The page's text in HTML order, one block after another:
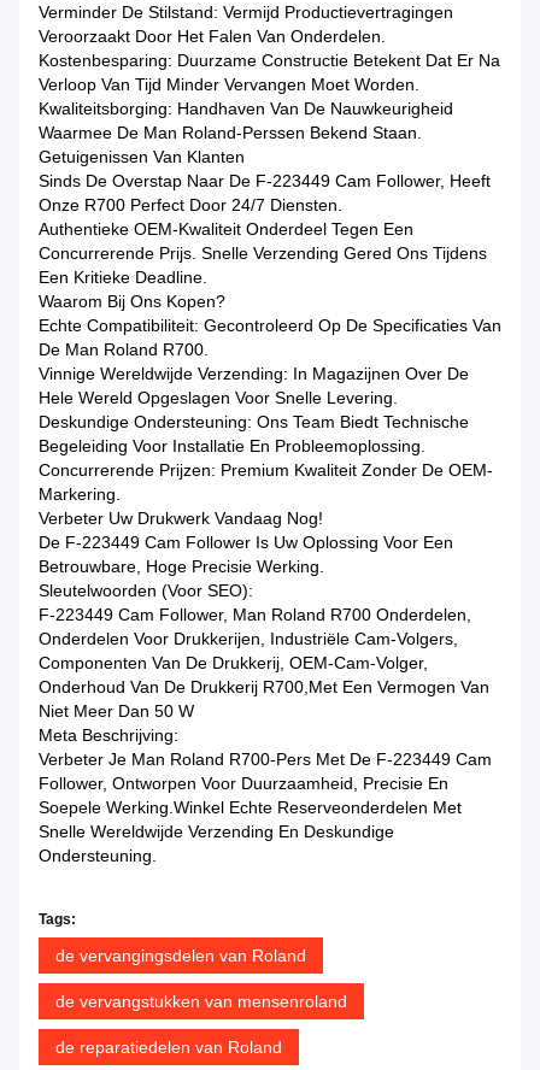
Verminder De Stilstand: Vermijd Productievertragingen
Veroorzaakt Door Het Falen Van Onderdelen.
Kostenbesparing: Duurzame Constructie Betekent Dat Er Na
Verloop Van Tijd Minder Vervangen Moet Worden.
Kwaliteitsborging: Handhaven Van De Nauwkeurigheid
Waarmee De Man Roland-Perssen Bekend Staan.
Getuigenissen Van Klanten
Sinds De Overstap Naar De F-223449 Cam Follower, Heeft
Onze R700 Perfect Door 24/7 Diensten.
Authentieke OEM-Kwaliteit Onderdeel Tegen Een
Concurrerende Prijs. Snelle Verzending Gered Ons Tijdens
Een Kritieke Deadline.
Waarom Bij Ons Kopen?
Echte Compatibiliteit: Gecontroleerd Op De Specificaties Van
De Man Roland R700.
Vinnige Wereldwijde Verzending: In Magazijnen Over De
Hele Wereld Opgeslagen Voor Snelle Levering.
Deskundige Ondersteuning: Ons Team Biedt Technische
Begeleiding Voor Installatie En Probleemoplossing.
Concurrerende Prijzen: Premium Kwaliteit Zonder De OEM-
Markering.
Verbeter Uw Drukwerk Vandaag Nog!
De F-223449 Cam Follower Is Uw Oplossing Voor Een
Betrouwbare, Hoge Precisie Werking.
Sleutelwoorden (voor SEO):
F-223449 Cam Follower, Man Roland R700 Onderdelen,
Onderdelen Voor Drukkerijen, Industriële Cam-Volgers,
Componenten Van De Drukkerij, OEM-Cam-Volger,
Onderhoud Van De Drukkerij R700,met Een Vermogen Van
Niet Meer Dan 50 W
Meta Beschrijving:
Verbeter Je Man Roland R700-Pers Met De F-223449 Cam
Follower, Ontworpen Voor Duurzaamheid, Precisie En
Soepele Werking.Winkel Echte Reserveonderdelen Met
Snelle Wereldwijde Verzending En Deskundige
Ondersteuning.
Tags:
de vervangingsdelen van Roland
de vervangstukken van mensenroland
de reparatiedelen van Roland